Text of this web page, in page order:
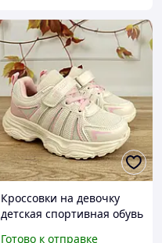
Кроссовки на девочку
детская спортивная обувь
Готово к отправке